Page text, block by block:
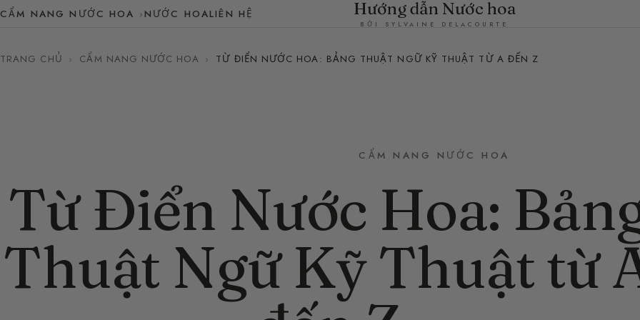
CẨM NANG NƯỚC HOA NƯỚC HOALIÊN HỆ Hướng dẫn Nước hoa
BỞI SYLVAINE DELACOURTE
TRANG CHỦ › CẨM NANG NƯỚC HOA › TỪ ĐIỂN NƯỚC HOA: BẢNG THUẬT NGỮ KỸ THUẬT TỪ A ĐẾN Z
CẨM NANG NƯỚC HOA
Từ Điển Nước Hoa:
Thuật Ngữ Kỹ Thuật từ